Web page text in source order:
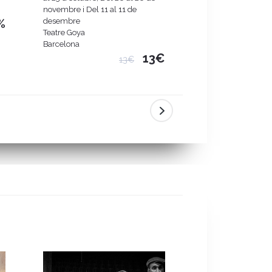
novembre i Del 11 al 11 de
desembre
Teatre Goya
Barcelona
13€ 13€